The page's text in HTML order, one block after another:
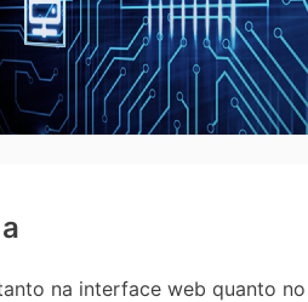
na interface web quanto